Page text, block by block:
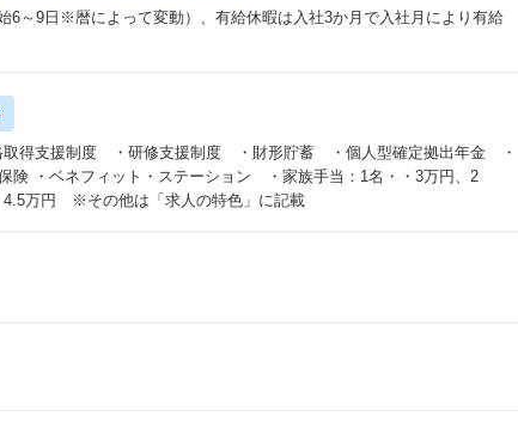
6～9日※暦によって変動）、有給休暇は入社3か月で入社月により有給
得支援制度 ・研修支援制度 ・財形貯蓄 ・個人型確定拠出年金 ・
険 ・ベネフィット・ステーション ・家族手当：1名・・3万円、2
4.5万円 ※その他は「求人の特色」に記載